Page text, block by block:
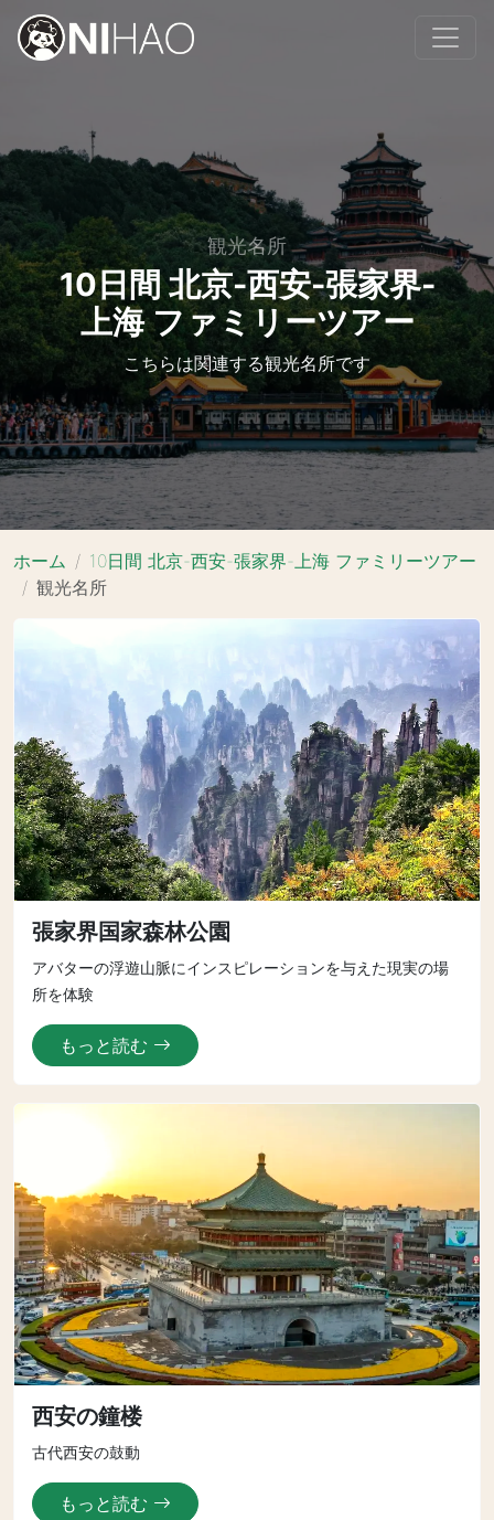
観光名所
10日間 北京-西安-張家界-
上海 ファミリーツアー
こちらは関連する観光名所です
ホーム
10日間 北京-西安-張家界-上海 ファミリーツアー
観光名所
張家界国家森林公園
アバターの浮遊山脈にインスピレーションを与えた現実の場
所を体験
もっと読む
西安の鐘楼
古代西安の鼓動
もっと読む